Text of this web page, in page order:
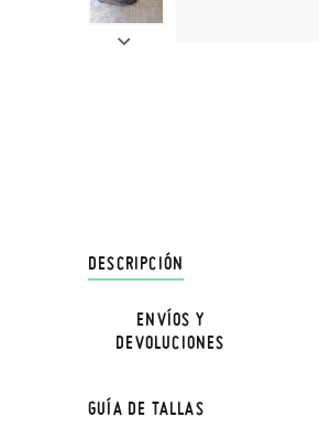
DESCRIPCIÓN
ENVÍOS Y
DEVOLUCIONES
GUÍA DE TALLAS